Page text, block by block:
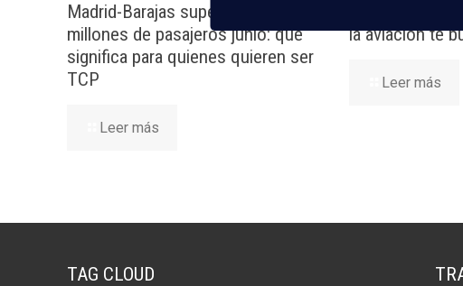
Madrid-Barajas supera los 6
millones de pasajeros junio: qué
significa para quienes quieren ser
TCP
Leer más
la aviación te
Leer más
TAG CLOUD